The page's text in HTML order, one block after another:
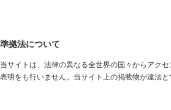
準拠法について
当サイトは、法律の異なる全世界の国々からアク
表明をも行いません。当サイト上の掲載物が違法